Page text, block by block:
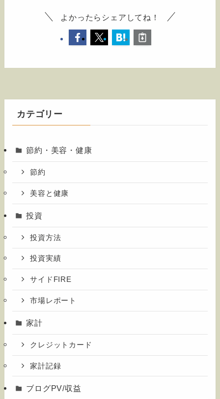
よかったらシェアしてね！
カテゴリー
節約・美容・健康
節約
美容と健康
投資
投資方法
投資実績
サイドFIRE
市場レポート
家計
クレジットカード
家計記録
ブログPV/収益